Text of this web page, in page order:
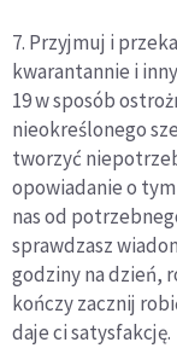
7. Przyjmuj i
kwarantannie i
19 w sposób
nieokreślonego
tworzyć
opowiadanie o
nas od
sprawdzasz
godziny na dzień,
kończy zacznij
daje ci satysfakcję.